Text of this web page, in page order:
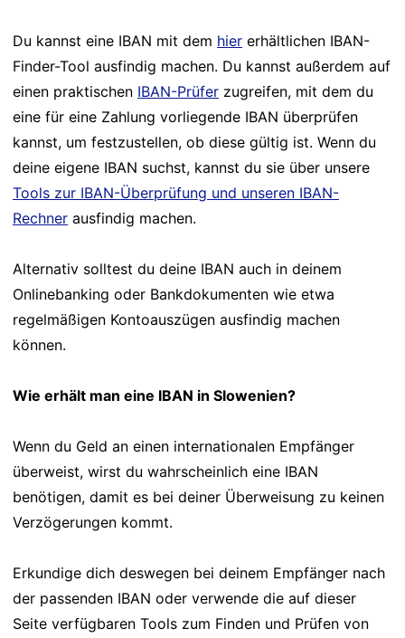
Du kannst eine IBAN mit dem hier erhältlichen IBAN-
Finder-Tool ausfindig machen. Du kannst außerdem auf
einen praktischen IBAN-Prüfer zugreifen, mit dem du
eine für eine Zahlung vorliegende IBAN überprüfen
kannst, um festzustellen, ob diese gültig ist. Wenn du
deine eigene IBAN suchst, kannst du sie über unsere
Tools zur IBAN-Überprüfung und unseren IBAN-
Rechner ausfindig machen.
Alternativ solltest du deine IBAN auch in deinem
Onlinebanking oder Bankdokumenten wie etwa
regelmäßigen Kontoauszügen ausfindig machen
können.
Wie erhält man eine IBAN in Slowenien?
Wenn du Geld an einen internationalen Empfänger
überweist, wirst du wahrscheinlich eine IBAN
benötigen, damit es bei deiner Überweisung zu keinen
Verzögerungen kommt.
Erkundige dich deswegen bei deinem Empfänger nach
der passenden IBAN oder verwende die auf dieser
Seite verfügbaren Tools zum Finden und Prüfen von